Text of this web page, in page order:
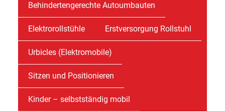
Behindertengerechte Autoumbauten
Elektrorollstühle Erstversorgung Rollstuhl
Urbicles (Elektromobile)
Sitzen und Positionieren
Kinder – selbstständig mobil